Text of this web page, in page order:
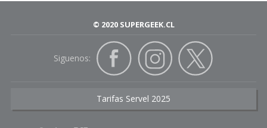
© 2020 SUPERGEEK.CL
Siguenos:
Tarifas Servel 2025